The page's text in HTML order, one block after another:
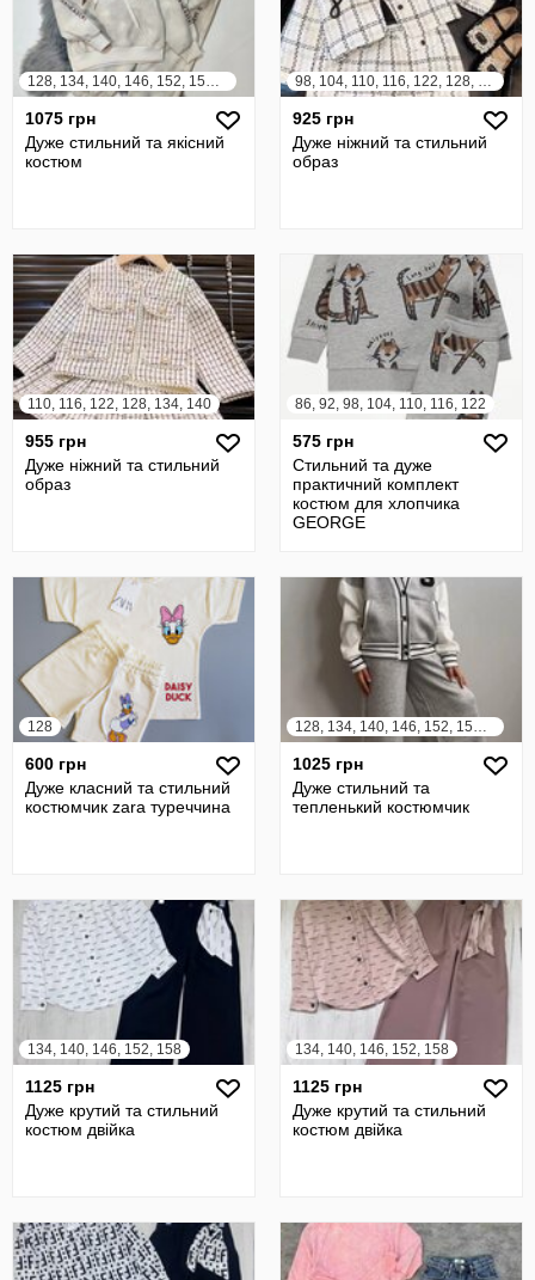
128, 134, 140, 146, 152, 158, 164
1075 грн
Дуже стильний та якісний
костюм
98, 104, 110, 116, 122, 128, 134, 140
925 грн
Дуже ніжний та стильний
образ
110, 116, 122, 128, 134, 140
955 грн
Дуже ніжний та стильний
образ
86, 92, 98, 104, 110, 116, 122
575 грн
Стильний та дуже
практичний комплект
костюм для хлопчика
GEORGE
128
600 грн
Дуже класний та стильний
костюмчик zara туреччина
128, 134, 140, 146, 152, 158, 164
1025 грн
Дуже стильний та
тепленький костюмчик
134, 140, 146, 152, 158
1125 грн
Дуже крутий та стильний
костюм двійка
134, 140, 146, 152, 158
1125 грн
Дуже крутий та стильний
костюм двійка